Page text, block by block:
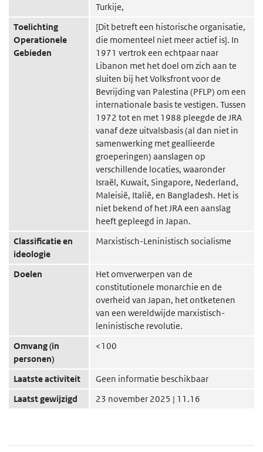
Turkije,
Toelichting
Operationele
Gebieden
[Dit betreft een historische organisatie,
die momenteel niet meer actief is]. In
1971 vertrok een echtpaar naar
Libanon met het doel om zich aan te
sluiten bij het Volksfront voor de
Bevrijding van Palestina (PFLP) om een ​​
internationale basis te vestigen. Tussen
1972 tot en met 1988 pleegde de JRA
vanaf deze uitvalsbasis (al dan niet in
samenwerking met geallieerde
groeperingen) aanslagen op
verschillende locaties, waaronder
Israël, Kuwait, Singapore, Nederland,
Maleisië, Italië, en Bangladesh. Het is
niet bekend of het JRA een aanslag
heeft gepleegd in Japan.
Classificatie en
ideologie
Marxistisch-Leninistisch socialisme
Doelen
Het omverwerpen van de
constitutionele monarchie en de
overheid van Japan, het ontketenen
van een wereldwijde marxistisch-
leninistische revolutie.
Omvang (in
personen)
<100
Laatste activiteit
Geen informatie beschikbaar
Laatst gewijzigd
23 november 2025 | 11.16